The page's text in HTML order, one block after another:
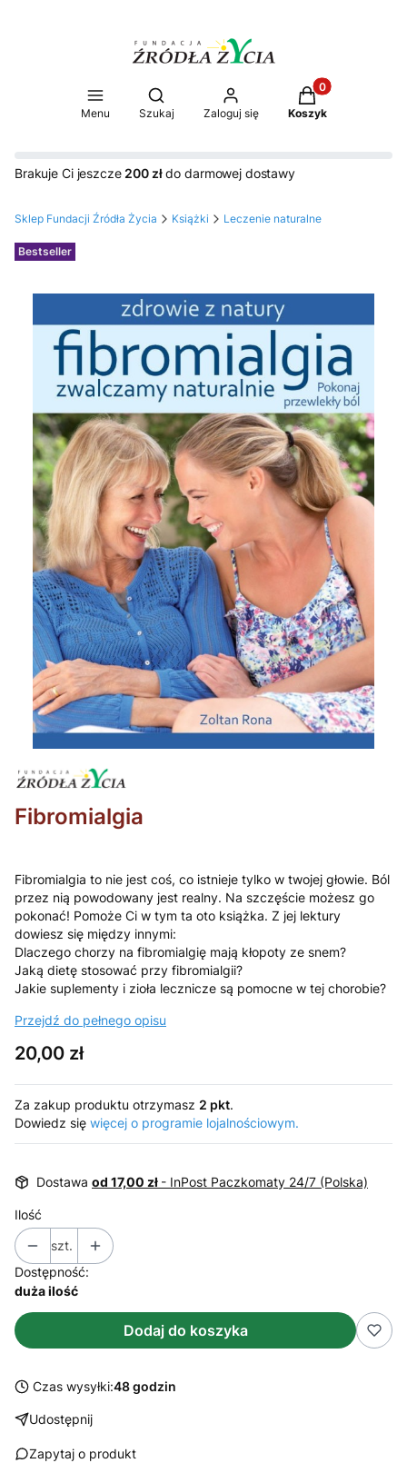
Menu
Otwórz wyszukiwarkę
Szukaj Zaloguj się
Produkty w
Koszyk
Brakuje Ci jeszcze 200 złdo darmowej dostawy
Sklep Fundacji Źródła Życia Książki Leczenie naturalne
Etykiety
Bestseller
Fibromialgia
Fibromialgia to nie jest coś, co istnieje tylko w twojej głowie. Ból
przez nią powodowany jest realny. Na szczęście możesz go
pokonać! Pomoże Ci w tym ta oto książka. Z jej lektury
dowiesz się między innymi:
Dlaczego chorzy na fibromialgię mają kłopoty ze snem?
Jaką dietę stosować przy fibromialgii?
Jakie suplementy i zioła lecznicze są pomocne w tej chorobie?
Przejdź do pełnego opisu
Cena
20,00 zł
Za zakup produktu otrzymasz 2 pkt.
Dowiedz się więcej o programie lojalnościowym.
Dostawa od 17,00 zł - InPost Paczkomaty 24/7 (Polska)
Ilość
szt.
Dostępność:
duża ilość
Dodaj do koszyka
Czas wysyłki:48 godzin
Udostępnij
Zapytaj o produkt